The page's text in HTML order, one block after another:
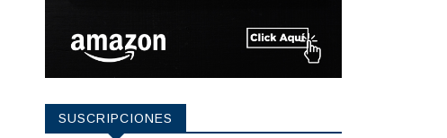
SUSCRIPCIONES